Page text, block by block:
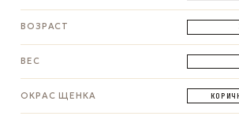
ВОЗРАСТ
ВЕС
ОКРАС ЩЕНКА